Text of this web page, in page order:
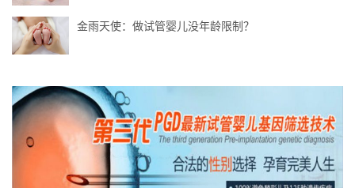
金雨天使：做试管婴儿没年龄限制？